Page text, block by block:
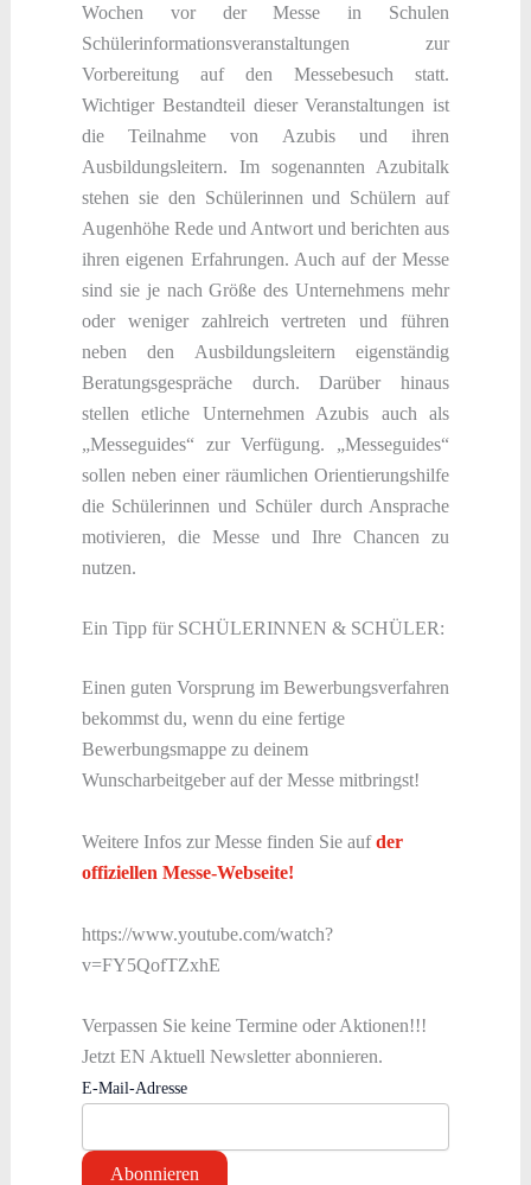
Wochen vor der Messe in Schulen
Schülerinformationsveranstaltungen zur
Vorbereitung auf den Messebesuch statt.
Wichtiger Bestandteil dieser Veranstaltungen ist
die Teilnahme von Azubis und ihren
Ausbildungsleitern. Im sogenannten Azubitalk
stehen sie den Schülerinnen und Schülern auf
Augenhöhe Rede und Antwort und berichten aus
ihren eigenen Erfahrungen. Auch auf der Messe
sind sie je nach Größe des Unternehmens mehr
oder weniger zahlreich vertreten und führen
neben den Ausbildungsleitern eigenständig
Beratungsgespräche durch. Darüber hinaus
stellen etliche Unternehmen Azubis auch als
„Messeguides“ zur Verfügung. „Messeguides“
sollen neben einer räumlichen Orientierungshilfe
die Schülerinnen und Schüler durch Ansprache
motivieren, die Messe und Ihre Chancen zu
nutzen.
Ein Tipp für SCHÜLERINNEN & SCHÜLER:
Einen guten Vorsprung im Bewerbungsverfahren
bekommst du, wenn du eine fertige
Bewerbungsmappe zu deinem
Wunscharbeitgeber auf der Messe mitbringst!
Weitere Infos zur Messe finden Sie aufder
offiziellen Messe-Webseite!
https://www.youtube.com/watch?
v=FY5QofTZxhE
Verpassen Sie keine Termine oder Aktionen!!!
Jetzt EN Aktuell Newsletter abonnieren.
E-Mail-Adresse